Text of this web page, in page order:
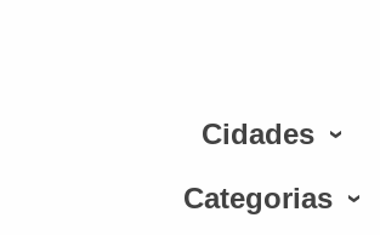
Cidades
Categorias